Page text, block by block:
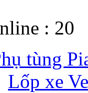
: 20
tùng
Lốp xe